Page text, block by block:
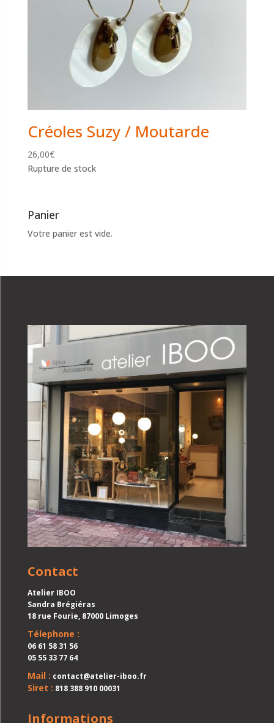
Créoles Suzy / Moutarde
26,00€
Rupture de stock
Panier
Votre panier est vide.
Contact
Atelier IBOO
Sandra Brégiéras
18 rue Fourie, 87000 Limoges
Télephone :
06 61 58 31 56
05 55 33 77 64
Mail : contact@atelier-iboo.fr
Siret : 818 388 910 00031
Informations